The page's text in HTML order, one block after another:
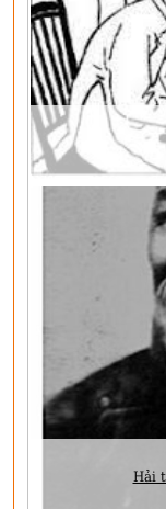
Hải